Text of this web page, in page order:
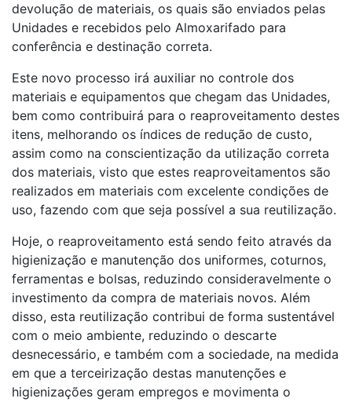
devolução de materiais, os quais são enviados pelas
Unidades e recebidos pelo Almoxarifado para
conferência e destinação correta.
Este novo processo irá auxiliar no controle dos
materiais e equipamentos que chegam das Unidades,
bem como contribuirá para o reaproveitamento destes
itens, melhorando os índices de redução de custo,
assim como na conscientização da utilização correta
dos materiais, visto que estes reaproveitamentos são
realizados em materiais com excelente condições de
uso, fazendo com que seja possível a sua reutilização.
Hoje, o reaproveitamento está sendo feito através da
higienização e manutenção dos uniformes, coturnos,
ferramentas e bolsas, reduzindo consideravelmente o
investimento da compra de materiais novos. Além
disso, esta reutilização contribui de forma sustentável
com o meio ambiente, reduzindo o descarte
desnecessário, e também com a sociedade, na medida
em que a terceirização destas manutenções e
higienizações geram empregos e movimenta o